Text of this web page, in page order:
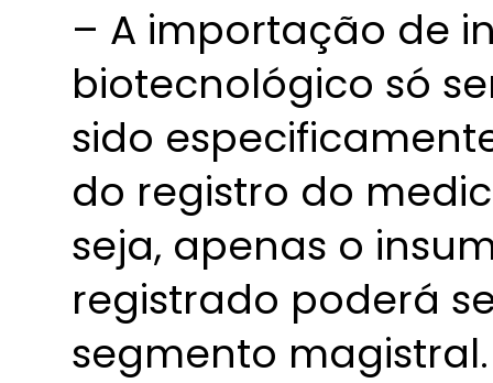
– A importação de
biotecnológico só
sido
do registro do
seja, apenas o
registrado poderá
segmento magistral.